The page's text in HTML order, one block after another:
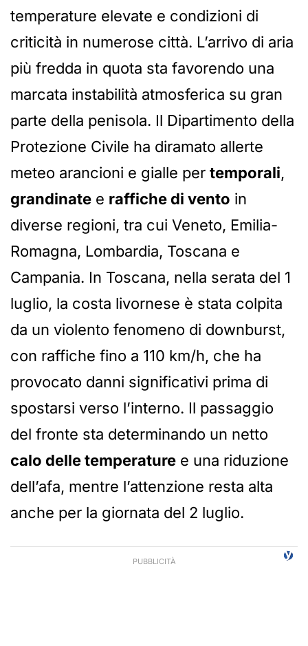
temperature elevate e condizioni di
criticità in numerose città. L’arrivo di aria
più fredda in quota sta favorendo una
marcata instabilità atmosferica su gran
parte della penisola. Il Dipartimento della
Protezione Civile ha diramato allerte
meteo arancioni e gialle per temporali,
grandinate e raffiche di vento in
diverse regioni, tra cui Veneto, Emilia-
Romagna, Lombardia, Toscana e
Campania. In Toscana, nella serata del 1
luglio, la costa livornese è stata colpita
da un violento fenomeno di downburst,
con raffiche fino a 110 km/h, che ha
provocato danni significativi prima di
spostarsi verso l’interno. Il passaggio
del fronte sta determinando un netto
calo delle temperature e una riduzione
dell’afa, mentre l’attenzione resta alta
anche per la giornata del 2 luglio.